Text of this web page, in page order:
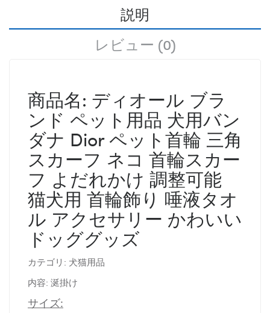
説明
レビュー (0)
商品名: ディオール ブラ
ンド ペット用品 犬用バン
ダナ Dior ペット首輪 三角
スカーフ ネコ 首輪スカー
フ よだれかけ 調整可能
猫犬用 首輪飾り 唾液タオ
ル アクセサリー かわいい
ドッググッズ
カテゴリ: 犬猫用品
内容: 涎掛け
サイズ: